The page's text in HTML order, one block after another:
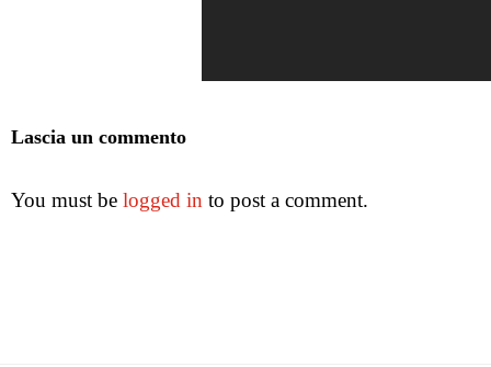
Lascia un commento
You must be logged in to post a comment.